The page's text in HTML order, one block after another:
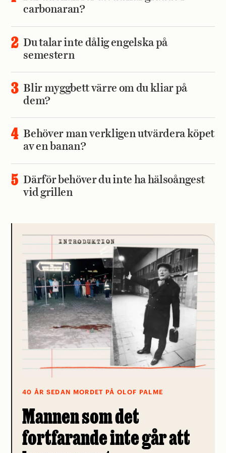
carbonaran?
Du talar inte dålig engelska på
semestern
Blir myggbett värre om du kliar på
dem?
Behöver man verkligen utvärdera köpet
av en banan?
Därför behöver du inte ha hälsoångest
vid grillen
40 ÅR SEDAN MORDET PÅ OLOF PALME
Mannen som det
fortfarande inte går att